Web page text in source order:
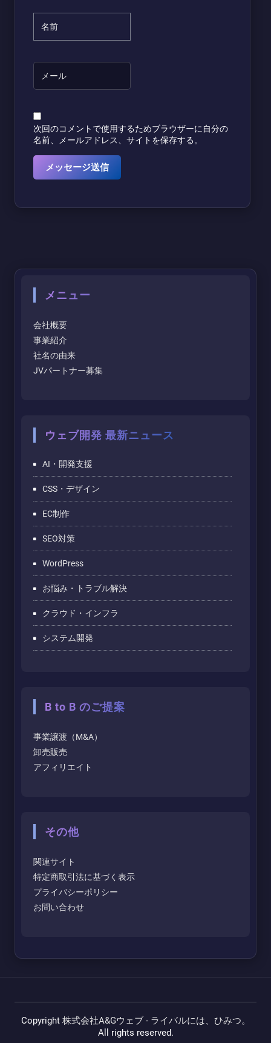
次回のコメントで使用するためブラウザーに自分の
名前、メールアドレス、サイトを保存する。
メニュー
会社概要
事業紹介
社名の由来
JVパートナー募集
ウェブ開発 最新ニュース
AI・開発支援
CSS・デザイン
EC制作
SEO対策
WordPress
お悩み・トラブル解決
クラウド・インフラ
システム開発
B to B のご提案
事業譲渡（M&A）
卸売販売
アフィリエイト
その他
関連サイト
特定商取引法に基づく表示
プライバシーポリシー
お問い合わせ
Copyright 株式会社A&Gウェブ - ライバルには、ひみつ。
All rights reserved.